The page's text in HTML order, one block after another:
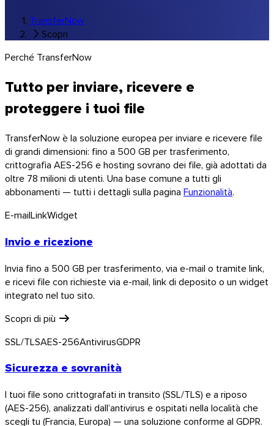
macOS
TransferNow
Scopri
Perché TransferNow
Tutto per inviare, ricevere e
proteggere i tuoi file
TransferNow è la soluzione europea per inviare e ricevere file
di grandi dimensioni: fino a 500 GB per trasferimento,
crittografia AES-256 e hosting sovrano dei file, già adottati da
oltre 78 milioni di utenti. Una base comune a tutti gli
abbonamenti — tutti i dettagli sulla pagina Funzionalità.
E-mailLinkWidget
Invio e ricezione
Invia fino a 500 GB per trasferimento, via e-mail o tramite link,
e ricevi file con richieste via e-mail, link di deposito o un widget
integrato nel tuo sito.
Scopri di più
SSL/TLSAES-256AntivirusGDPR
Sicurezza e sovranità
I tuoi file sono crittografati in transito (SSL/TLS) e a riposo
(AES-256), analizzati dall’antivirus e ospitati nella località che
scegli tu (Francia, Europa) — una soluzione conforme al GDPR.